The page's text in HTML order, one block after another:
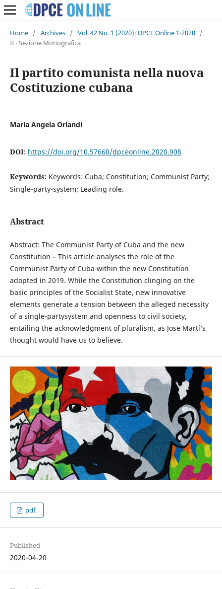
Home / Archives / Vol. 42 No. 1 (2020): DPCE Online 1-2020 /
II - Sezione Monografica
Il partito comunista nella nuova
Costituzione cubana
Maria Angela Orlandi
DOI: https://doi.org/10.57660/dpceonline.2020.908
Keywords: Keywords: Cuba; Constitution; Communist Party;
Single-party-system; Leading role.
Abstract
Abstract: The Communist Party of Cuba and the new
Constitution – This article analyses the role of the
Communist Party of Cuba within the new Constitution
adopted in 2019. While the Constitution clinging on the
basic principles of the Socialist State, new innovative
elements generate a tension between the alleged necessity
of a single-partysystem and openness to civil society,
entailing the acknowledgment of pluralism, as Jose Martí’s
thought would have us to believe.
pdf.
Published
2020-04-20